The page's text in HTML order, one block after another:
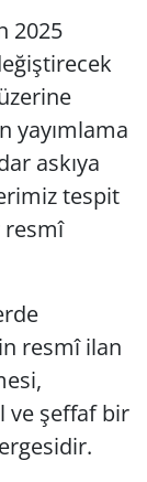
2025
yayımlama
askıya
tespit
resmî
resmî ilan
ve şeffaf bir